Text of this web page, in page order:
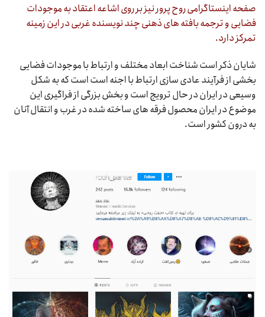
صفحه اینستاگرامی روح پرور نیز بر روی اشاعه اعتقاد به موجودات
فضایی و ترجمه بافته های ذهنی چند نویسنده غربی در این زمینه
تمرکز دارد.
شایان ذکر است شناخت ابعاد مختلف و ارتباط با موجودات فضایی
بخشی از فرآیند عادی سازی ارتباط با اجنه است است که به شکل
وسیعی در ایران در حال ترویج است و بخش بزرگی از فراگیری این
موضوع در ایران محصول فرقه های ساخته شده در غرب و انتقال آنان
به درون کشور است.